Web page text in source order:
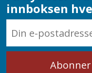
innboksen